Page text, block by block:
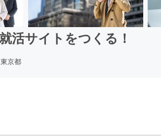
活サイトをつくる！
東京都